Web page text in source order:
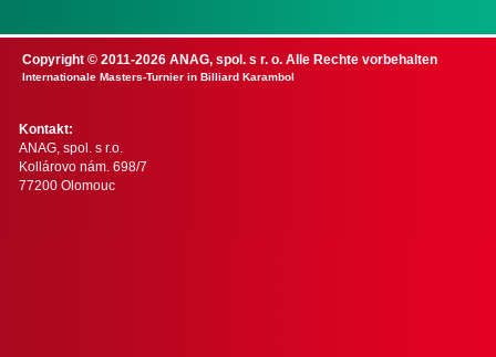
Copyright © 2011-2026 ANAG, spol. s r. o. Alle Rechte vorbehalten
Internationale Masters-Turnier in Billiard Karambol
Kontakt:
ANAG, spol. s r.o.
Kollárovo nám. 698/7
77200 Olomouc